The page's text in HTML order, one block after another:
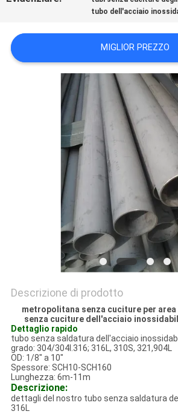
NEWS
MAPPA
DEL
PRIVACY
tubo dell'acciaio
MIGLIOR PREZZO
Descrizione di prodotto
metropolitana senza cuciture per
senza cuciture dell'acciaio
Dettaglio rapido
tubo senza saldatura dell'acciaio
grado: 304/304l.316; 316L, 310S, 321,904L
OD: 1/8" a 10"
Spessore: SCH10-SCH160
Lunghezza: 6m-11m
Descrizione:
dettagli del nostro tubo senza saldatura
316L